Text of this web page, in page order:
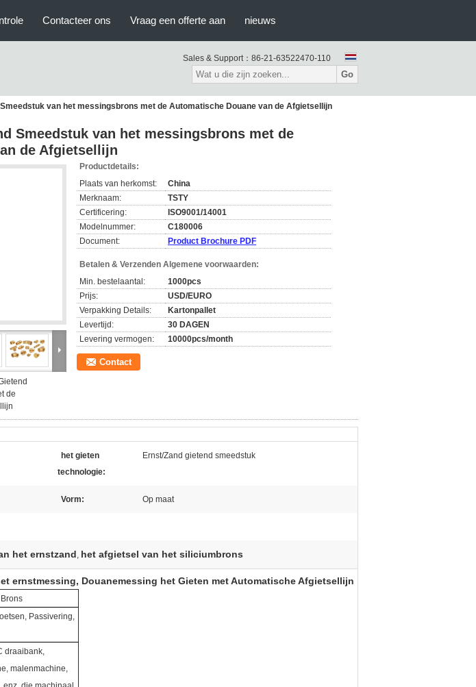
Contacteer ons Vraag een offerte aan nieuws
Sales & Support： 86-21-63522470-110
Go
van het messingsbrons met de Automatische Douane van de Afgietsellijn
Smeedstuk van het messingsbrons met de
de Afgietsellijn
de
Productdetails:
Plaats van herkomst:
China
Merknaam:
TSTY
Certificering:
ISO9001/14001
Modelnummer:
C180006
Document:
Product Brochure PDF
Betalen & Verzenden Algemene voorwaarden:
Min. bestelaantal:
1000pcs
Prijs:
USD/EURO
Verpakking Details:
Kartonpallet
Levertijd:
30 DAGEN
Levering vermogen:
10000pcs/month
Contact
het gieten
technologie:
Ernst/Zand gietend smeedstuk
Vorm: Op maat
het ernstzand, het afgietsel van het siliciumbrons
ernstmessing, Douanemessing het Gieten met Automatische Afgietsellijn
Passivering,
draaibank,
malenmachine,